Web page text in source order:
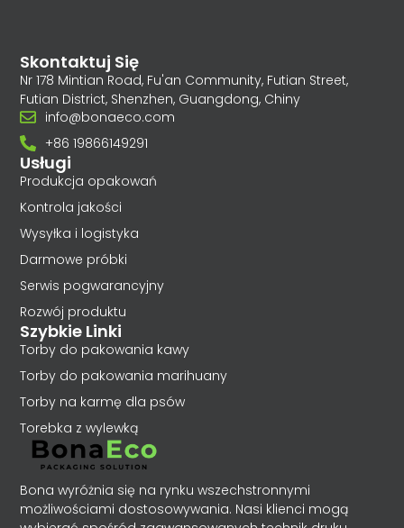
Bona wyróżnia się na rynku wszechstronnymi
możliwościami dostosowywania. Nasi klienci mogą
Usługi
Produkcja opakowań
Kontrola jakości
Wysyłka i logistyka
Darmowe próbki
Serwis pogwarancyjny
Rozwój produktu
Szybkie Linki
Torby do pakowania kawy
Torby do pakowania marihuany
Torby na karmę dla psów
Torebka z wylewką
Skontaktuj Się
Nr 178 Mintian Road, Fu'an Community, Futian Street,
Futian District, Shenzhen, Guangdong, Chiny
info@bonaeco.com
+86 19866149291